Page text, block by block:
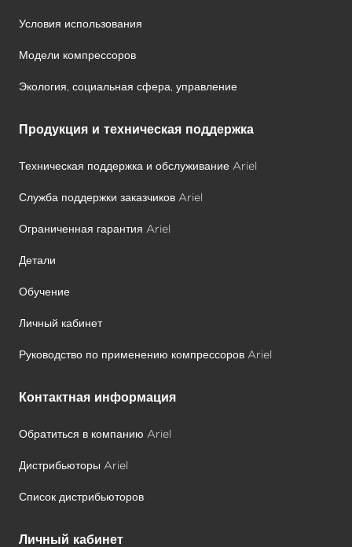
Условия использования
Модели компрессоров
Экология, социальная сфера, управление
Продукция и техническая поддержка
Техническая поддержка и обслуживание Ariel
Служба поддержки заказчиков Ariel
Ограниченная гарантия Ariel
Детали
Обучение
Личный кабинет
Руководство по применению компрессоров Ariel
Контактная информация
Обратиться в компанию Ariel
Дистрибьюторы Ariel
Список дистрибьюторов
Личный кабинет